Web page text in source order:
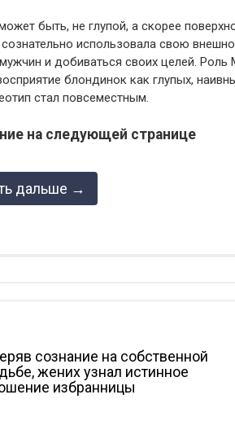
быть, не глупой, а скорее
использовала свою
и добиваться своих целей.
блондинок как глупых,
стал повсеместным.
на следующей странице
дальше →
сознание на собственной
жених узнал истинное
избранницы